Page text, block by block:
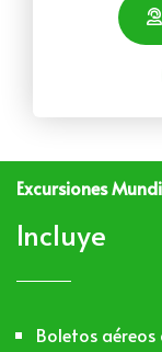
Excursiones
Incluye
Boletos